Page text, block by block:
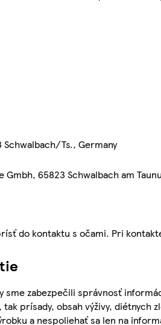
Ts., Germany
65823 Schwalbach am
do kontaktu s očami. Pri
sme zabezpečili správnosť
prísady, obsah výživy, diétnych
a nespoliehať sa len na